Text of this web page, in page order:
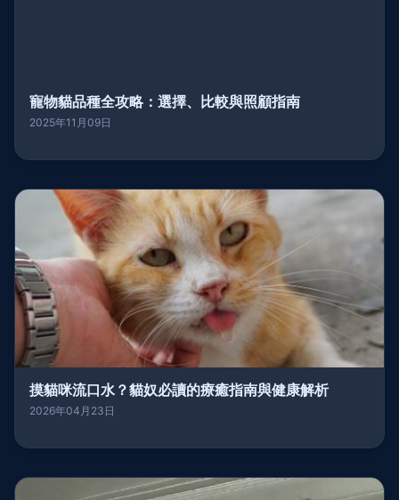
寵物貓品種全攻略：選擇、比較與照顧指南
2025年11月09日
摸貓咪流口水？貓奴必讀的療癒指南與健康解析
2026年04月23日